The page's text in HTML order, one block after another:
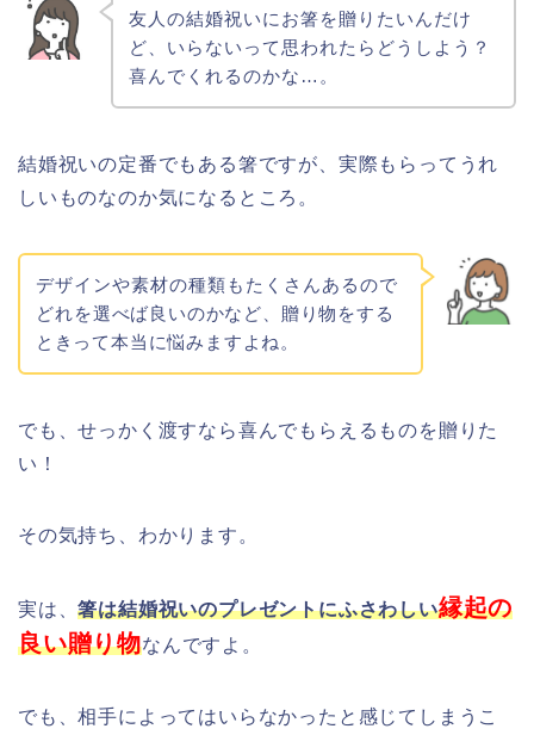
友人の結婚祝いにお箸を贈りたいんだけ
ど、いらないって思われたらどうしよう？
喜んでくれるのかな…。
結婚祝いの定番でもある箸ですが、実際もらってうれ
しいものなのか気になるところ。
デザインや素材の種類もたくさんあるので
どれを選べば良いのかなど、贈り物をする
ときって本当に悩みますよね。
でも、せっかく渡すなら喜んでもらえるものを贈りた
い！
その気持ち、わかります。
実は、箸は結婚祝いのプレゼントにふさわしい縁起の
良い贈り物なんですよ。
でも、相手によってはいらなかったと感じてしまうこ